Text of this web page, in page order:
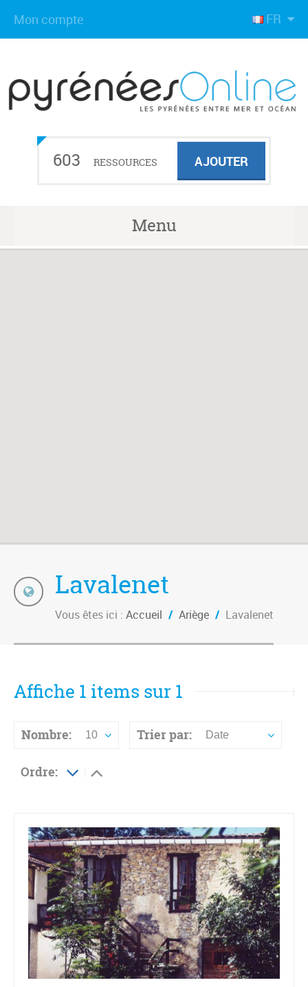
FR
Mon compte
603 RESSOURCES AJOUTER
Menu
Lavalenet
Vous êtes ici : Accueil / Ariège / Lavalenet
Affiche 1 items sur 1
Nombre: 10 Trier par: Date
Ordre: